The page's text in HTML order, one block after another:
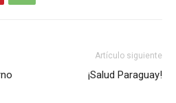
Artículo siguiente
¡Salud Paraguay!